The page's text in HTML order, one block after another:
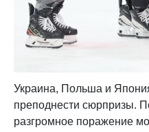
Украина, Польша и
преподнести сюрпризы.
разгромное поражение